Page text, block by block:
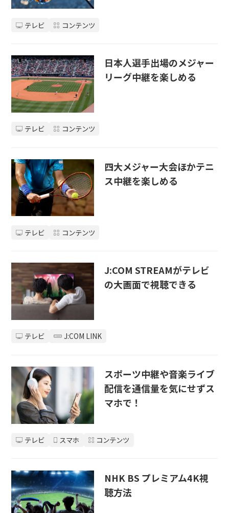
テレビ コンテンツ
日本人選手出場のメジャー
リーグ中継を楽しめる
テレビ コンテンツ
四大メジャー大会ほかテニ
ス中継を楽しめる
テレビ コンテンツ
J:COM STREAMがテレビ
の大画面で視聴できる
テレビ J:COM LINK
スポーツ中継や音楽ライブ
配信を通信量を気にせずス
マホで！
テレビ スマホ コンテンツ
NHK BS プレミアム4K視
聴方法